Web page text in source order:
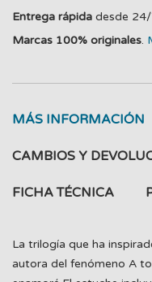
Entrega rápida desde
Marcas 100% originales.
MÁS INFORMACIÓN
CAMBIOS Y
FICHA TÉCNICA
La trilogía que ha
autora del fenómeno A